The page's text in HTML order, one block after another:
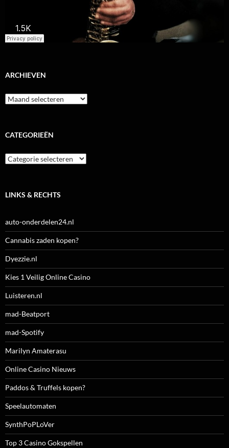
ARCHIEVEN
Archieven
CATEGORIEËN
Categorieën
LINKS & RECHTS
auto-onderdelen24.nl
Cannabis zaden kopen?
Dyezzie.nl
Kies 1 Veilig Online Casino
Luisteren.nl
mad-Beatport
mad-Spotify
Marilyn Amaterasu
Online Casino Nieuws
Paddos & Truffels kopen?
Speelautomaten
SynthPoPLoVer
Top 3 Casino Gokspellen